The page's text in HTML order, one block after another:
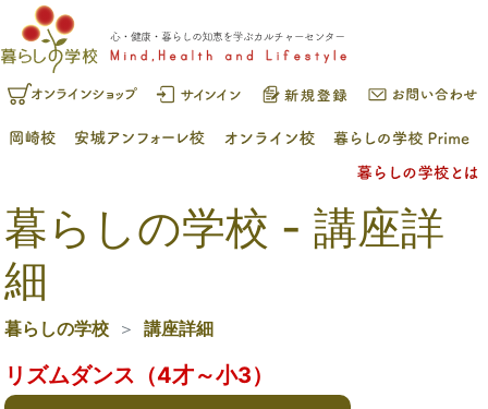
暮らしの学校 - 講座詳
細
暮らしの学校 講座詳細
リズムダンス（4才～小3）